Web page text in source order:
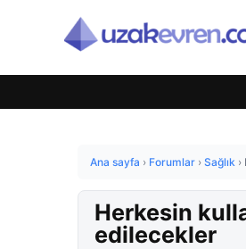
Ana sayfa › Forumlar › Sağlık ›
Herkesin
edilecekler